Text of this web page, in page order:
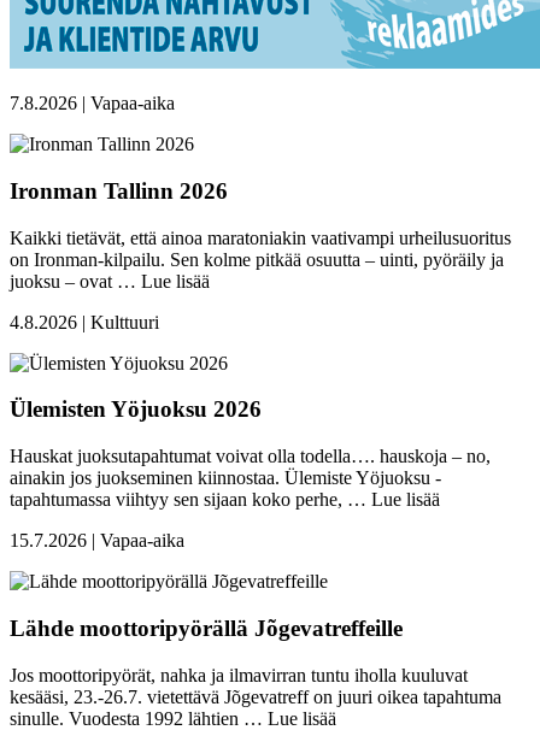
7.8.2026 | Vapaa-aika
Ironman Tallinn 2026
Kaikki tietävät, että ainoa maratoniakin vaativampi urheilusuoritus
on Ironman-kilpailu. Sen kolme pitkää osuutta – uinti, pyöräily ja
juoksu – ovat … Lue lisää
4.8.2026 | Kulttuuri
Ülemisten Yöjuoksu 2026
Hauskat juoksutapahtumat voivat olla todella…. hauskoja – no,
ainakin jos juokseminen kiinnostaa. Ülemiste Yöjuoksu -
tapahtumassa viihtyy sen sijaan koko perhe, … Lue lisää
15.7.2026 | Vapaa-aika
Lähde moottoripyörällä Jõgevatreffeille
Jos moottoripyörät, nahka ja ilmavirran tuntu iholla kuuluvat
kesääsi, 23.-26.7. vietettävä Jõgevatreff on juuri oikea tapahtuma
sinulle. Vuodesta 1992 lähtien … Lue lisää